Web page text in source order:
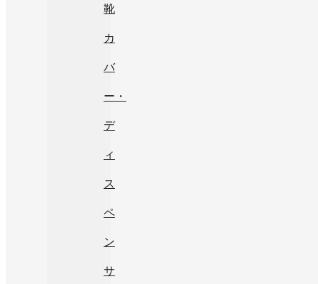
靴
カ
バ
ー・
デ
ィ
ス
ペ
ン
サ